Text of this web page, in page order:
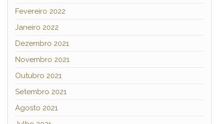
Fevereiro 2022
Janeiro 2022
Dezembro 2021
Novembro 2021
Outubro 2021
Setembro 2021
Agosto 2021